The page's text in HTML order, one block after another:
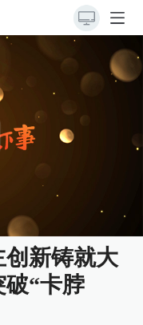
创新铸就大
破“卡脖